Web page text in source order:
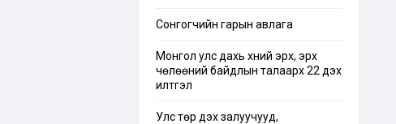
Сонгогчийн гарын авлага
Монгол улс дахь хүний эрх, эрх
чөлөөний байдлын талаарх 22 дэх
илтгэл
Улс төр дэх залуучууд,